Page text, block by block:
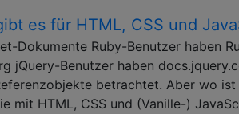
es für HTML, CSS und
Dokumente Ruby-Benutzer haben
jQuery-Benutzer haben
betrachtet. Aber wo
mit HTML, CSS und (Vanille-)